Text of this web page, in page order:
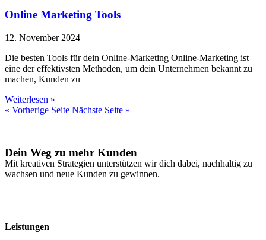
Online Marketing Tools
12. November 2024
Die besten Tools für dein Online-Marketing Online-Marketing ist
eine der effektivsten Methoden, um dein Unternehmen bekannt zu
machen, Kunden zu
Weiterlesen »
« Vorherige Seite Nächste Seite »
Dein Weg zu mehr Kunden
Mit kreativen Strategien unterstützen wir dich dabei, nachhaltig zu
wachsen und neue Kunden zu gewinnen.
Leistungen